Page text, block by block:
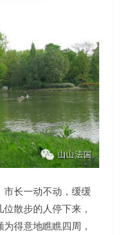
市长一动不动，缓缓
散步的人停下来，
得意地瞧瞧四周，